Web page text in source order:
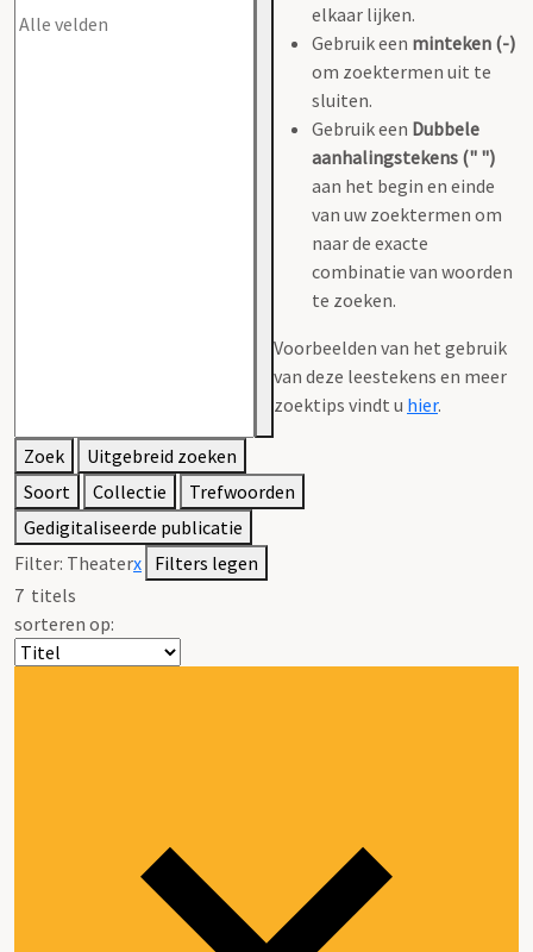
elkaar lijken.
Gebruik een minteken (-)
om zoektermen uit te
sluiten.
Gebruik een Dubbele
aanhalingstekens (" ")
aan het begin en einde
van uw zoektermen om
naar de exacte
combinatie van woorden
te zoeken.
Voorbeelden van het gebruik
van deze leestekens en meer
zoektips vindt u hier.
Zoek
Uitgebreid zoeken
Soort
Collectie
Trefwoorden
Gedigitaliseerde publicatie
Filter: Theaterx Filters legen
7 titels
sorteren op: